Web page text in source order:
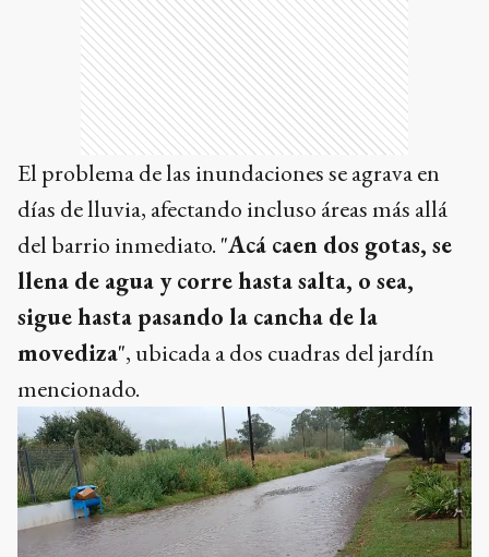
El problema de las inundaciones se agrava en
días de lluvia, afectando incluso áreas más allá
del barrio inmediato. "Acá caen dos gotas, se
llena de agua y corre hasta salta, o sea,
sigue hasta pasando la cancha de la
movediza", ubicada a dos cuadras del jardín
mencionado.